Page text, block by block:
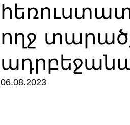
ողջ
06.08.2023